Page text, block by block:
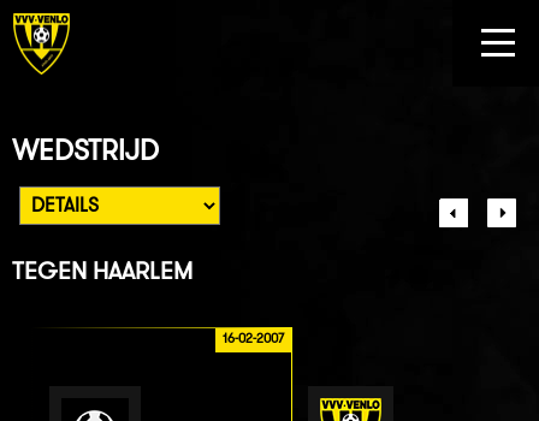
WEDSTRIJD
TEGEN HAARLEM
16-02-2007